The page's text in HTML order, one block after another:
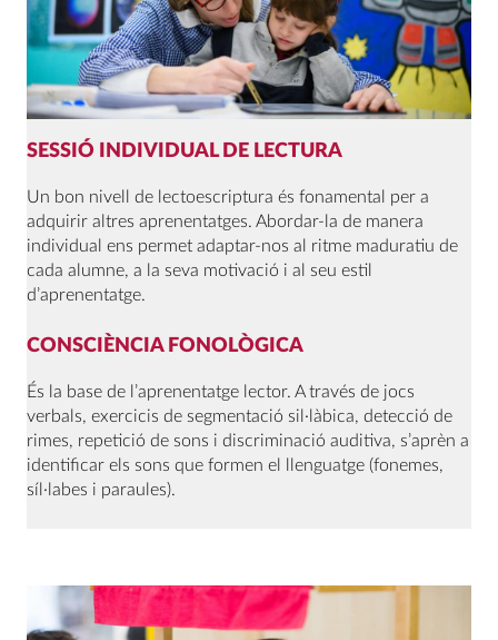
SESSIÓ INDIVIDUAL DE LECTURA
Un bon nivell de lectoescriptura és fonamental per a
adquirir altres aprenentatges. Abordar-la de manera
individual ens permet adaptar-nos al ritme maduratiu de
cada alumne, a la seva motivació i al seu estil
d’aprenentatge.
CONSCIÈNCIA FONOLÒGICA
És la base de l’aprenentatge lector. A través de jocs
verbals, exercicis de segmentació sil·làbica, detecció de
rimes, repetició de sons i discriminació auditiva, s’aprèn a
identificar els sons que formen el llenguatge (fonemes,
síl·labes i paraules).